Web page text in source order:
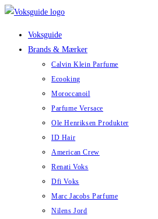
Skip
Voksguide
Brands & Mærker
Calvin Klein Parfume
Ecooking
Moroccanoil
Parfume Versace
Ole Henriksen Produkter
ID Hair
American Crew
Renati Voks
Dfi Voks
Marc Jacobs Parfume
Nilens Jord